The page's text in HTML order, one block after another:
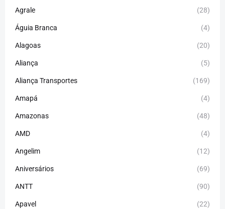
Agrale (28)
Águia Branca (4)
Alagoas (20)
Aliança (5)
Aliança Transportes (169)
Amapá (4)
Amazonas (48)
AMD (4)
Angelim (12)
Aniversários (69)
ANTT (90)
Apavel (22)